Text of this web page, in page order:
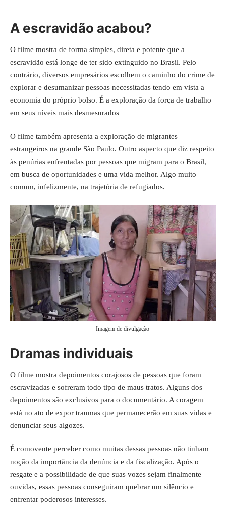
A escravidão acabou?
O filme mostra de forma simples, direta e potente que a
escravidão está longe de ter sido extinguido no Brasil. Pelo
contrário, diversos empresários escolhem o caminho do crime de
explorar e desumanizar pessoas necessitadas tendo em vista a
economia do próprio bolso. É a exploração da força de trabalho
em seus níveis mais desmesurados
O filme também apresenta a exploração de migrantes
estrangeiros na grande São Paulo. Outro aspecto que diz respeito
às penúrias enfrentadas por pessoas que migram para o Brasil,
em busca de oportunidades e uma vida melhor. Algo muito
comum, infelizmente, na trajetória de refugiados.
Imagem de divulgação
Dramas individuais
O filme mostra depoimentos corajosos de pessoas que foram
escravizadas e sofreram todo tipo de maus tratos. Alguns dos
depoimentos são exclusivos para o documentário. A coragem
está no ato de expor traumas que permanecerão em suas vidas e
denunciar seus algozes.
É comovente perceber como muitas dessas pessoas não tinham
noção da importância da denúncia e da fiscalização. Após o
resgate e a possibilidade de que suas vozes sejam finalmente
ouvidas, essas pessoas conseguiram quebrar um silêncio e
enfrentar poderosos interesses.